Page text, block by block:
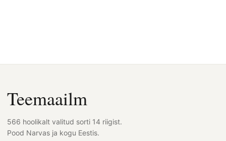
Teemaailm
566 hoolikalt valitud sorti 14 riigist.
Pood Narvas ja kogu Eestis.